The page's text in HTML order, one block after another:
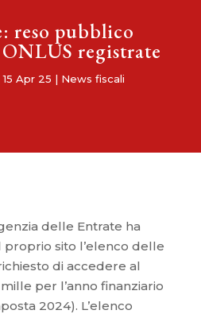
reso pubblico
ONLUS registrate
15 Apr 25 | News fiscali
delle Entrate ha
sito l’elenco delle
di accedere al
per l’anno finanziario
2024). L’elenco